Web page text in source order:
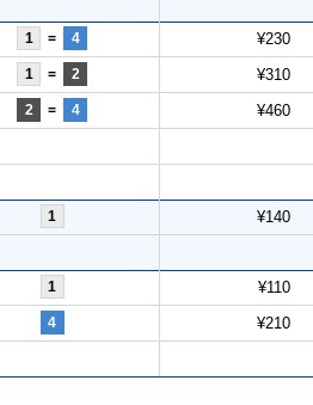
1 = 4 ¥230
1 = 2 ¥310
2 = 4 ¥460
1 ¥140
1 ¥110
4 ¥210